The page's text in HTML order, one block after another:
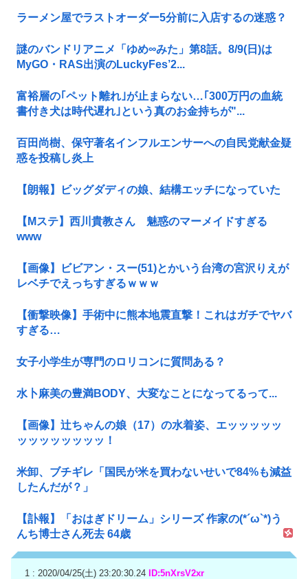
ラーメン屋でラストオーダー5分前に入店するの迷惑？
謎のバンドリアニメ「ゆめ∞みた」第8話。8/9(日)は
MyGO・RAS出演のLuckyFes’2...
富裕層の｢ペット離れ｣が止まらない…｢300万円の血統
書付き犬は時代遅れ｣という真のお金持ちが"...
百田尚樹、保守著名インフルエンサーへの自民党献金疑
惑を投稿し炎上
【朗報】ビッグダディの娘、結構エッチになっていた
【Mステ】西川貴教さん 魅惑のマーメイドすぎる
www
【画像】ビビアン・スー(51)とかいう台湾の宮沢りえが
レベチでえっちすぎるｗｗｗ
【衝撃映像】手術中に熊本地震直撃！これはガチでヤバ
すぎる…
女子小学生が専門のロリコンに質問ある？
水卜麻美の豊満BODY、大変なことになってるって...
【画像】辻ちゃんの娘（17）の水着姿、エッッッッッ
ッッッッッッッッ！
米卸、ブチギレ「国民が米を買わないせいで84%も減益
したんだが？」
【訃報】「おはぎドリーム」シリーズ 作家の(*´ω`*)う
んち博士さん死去 64歳
1 : 2020/04/25(土) 23:20:30.24 ID:5nXrsV2xr